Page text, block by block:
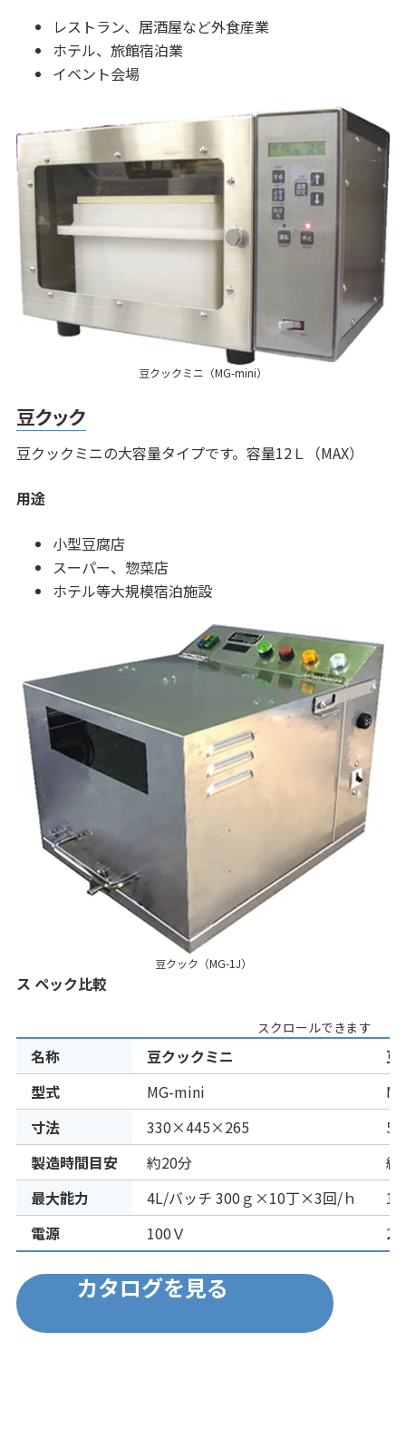
レストラン、居酒屋など外食産業
ホテル、旅館宿泊業
イベント会場
豆クックミニ（MG-mini）
豆クック
豆クックミニの大容量タイプです。容量12Ｌ（MAX）
用途
小型豆腐店
スーパー、惣菜店
ホテル等大規模宿泊施設
豆クック（MG-1J）
ス ペック比較
スクロールできます
名称 豆クックミニ
豆
型式
MG-mini
寸法
330×445×265
製造時間目安
約20分
約
最大能力
4L/バッチ 300ｇ×10丁×3回/ｈ
電源
100Ｖ
カタログを見る